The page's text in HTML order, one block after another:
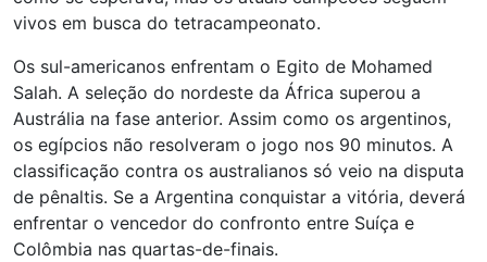
vivos em busca do tetracampeonato.
Os sul-americanos enfrentam o Egito de Mohamed
Salah. A seleção do nordeste da África superou a
Austrália na fase anterior. Assim como os argentinos,
os egípcios não resolveram o jogo nos 90 minutos. A
classificação contra os australianos só veio na disputa
de pênaltis. Se a Argentina conquistar a vitória, deverá
enfrentar o vencedor do confronto entre Suíça e
Colômbia nas quartas-de-finais.